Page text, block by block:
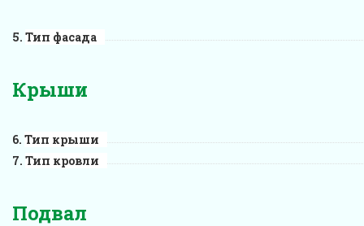
Тип фасада
Крыши
Тип крыши
Тип кровли
Подвал